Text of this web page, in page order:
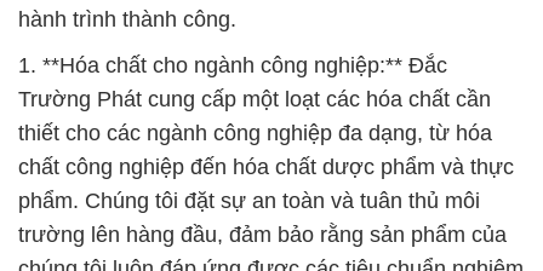
hành trình thành công.
1. **Hóa chất cho ngành công nghiệp:** Đắc
Trường Phát cung cấp một loạt các hóa chất cần
thiết cho các ngành công nghiệp đa dạng, từ hóa
chất công nghiệp đến hóa chất dược phẩm và thực
phẩm. Chúng tôi đặt sự an toàn và tuân thủ môi
trường lên hàng đầu, đảm bảo rằng sản phẩm của